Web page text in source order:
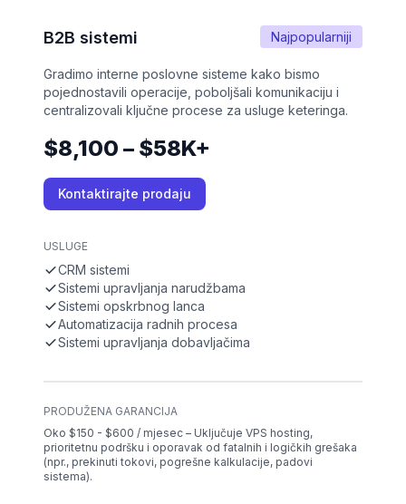
Najpopularniji
B2B sistemi
Gradimo interne poslovne sisteme kako bismo
pojednostavili operacije, poboljšali komunikaciju i
centralizovali ključne procese za usluge keteringa.
$8,100 – $58K+
Kontaktirajte prodaju
USLUGE
CRM sistemi
Sistemi upravljanja narudžbama
Sistemi opskrbnog lanca
Automatizacija radnih procesa
Sistemi upravljanja dobavljačima
PRODUŽENA GARANCIJA
Oko $150 - $600 / mjesec – Uključuje VPS hosting,
prioritetnu podršku i oporavak od fatalnih i logičkih grešaka
(npr., prekinuti tokovi, pogrešne kalkulacije, padovi
sistema).